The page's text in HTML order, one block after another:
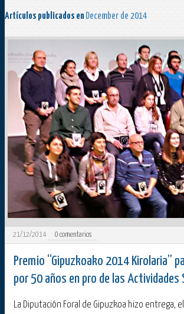
Artículos publicados en December de 2014
21/12/2014 0 comentarios
Premio “Gipuzkoako 2014 Kirolaria”
por 50 años en pro de las Actividades
La Diputación Foral de Gipuzkoa hizo entrega,